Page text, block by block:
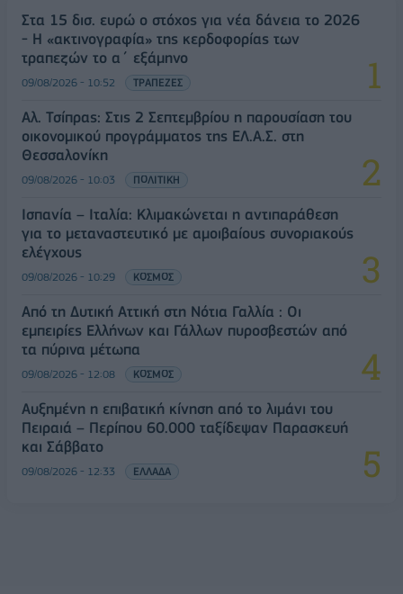
Στα 15 δισ. ευρώ ο στόχος για νέα δάνεια το 2026
- Η «ακτινογραφία» της κερδοφορίας των
τραπεζών το α΄ εξάμηνο
09/08/2026 - 10:52 ΤΡΑΠΕΖΕΣ
Αλ. Τσίπρας: Στις 2 Σεπτεμβρίου η παρουσίαση του
οικονομικού προγράμματος της ΕΛ.Α.Σ. στη
Θεσσαλονίκη
09/08/2026 - 10:03 ΠΟΛΙΤΙΚΗ
Ισπανία – Ιταλία: Κλιμακώνεται η αντιπαράθεση
για το μεταναστευτικό με αμοιβαίους συνοριακούς
ελέγχους
09/08/2026 - 10:29 ΚΟΣΜΟΣ
Από τη Δυτική Αττική στη Νότια Γαλλία : Οι
εμπειρίες Ελλήνων και Γάλλων πυροσβεστών από
τα πύρινα μέτωπα
09/08/2026 - 12:08 ΚΟΣΜΟΣ
Αυξημένη η επιβατική κίνηση από το λιμάνι του
Πειραιά – Περίπου 60.000 ταξίδεψαν Παρασκευή
και Σάββατο
09/08/2026 - 12:33 ΕΛΛΑΔΑ